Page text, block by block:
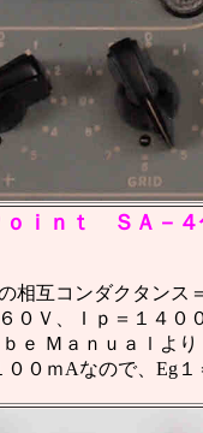
ｏｉｎｔ ＳＡ－
相互コンダクタンス
０Ｖ、Ｉｐ＝１４０
ｅ Ｍａｎｕａｌより
流が１００ｍA